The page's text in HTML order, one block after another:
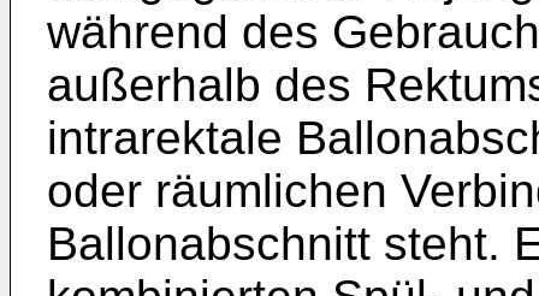
während des
außerhalb des
intrarektale
oder räumlichen
Ballonabschnitt steht.